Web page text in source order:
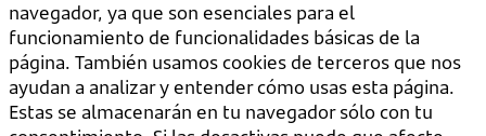
navegador, ya que son esenciales para el
funcionamiento de funcionalidades básicas de la
página. También usamos cookies de terceros que nos
ayudan a analizar y entender cómo usas esta página.
Estas se almacenarán en tu navegador sólo con tu